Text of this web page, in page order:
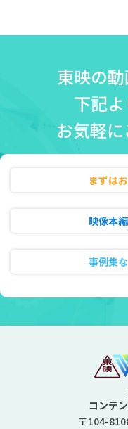
東映の
下記
お気軽に
まずは
映像本
事例集
コンテ
〒104-